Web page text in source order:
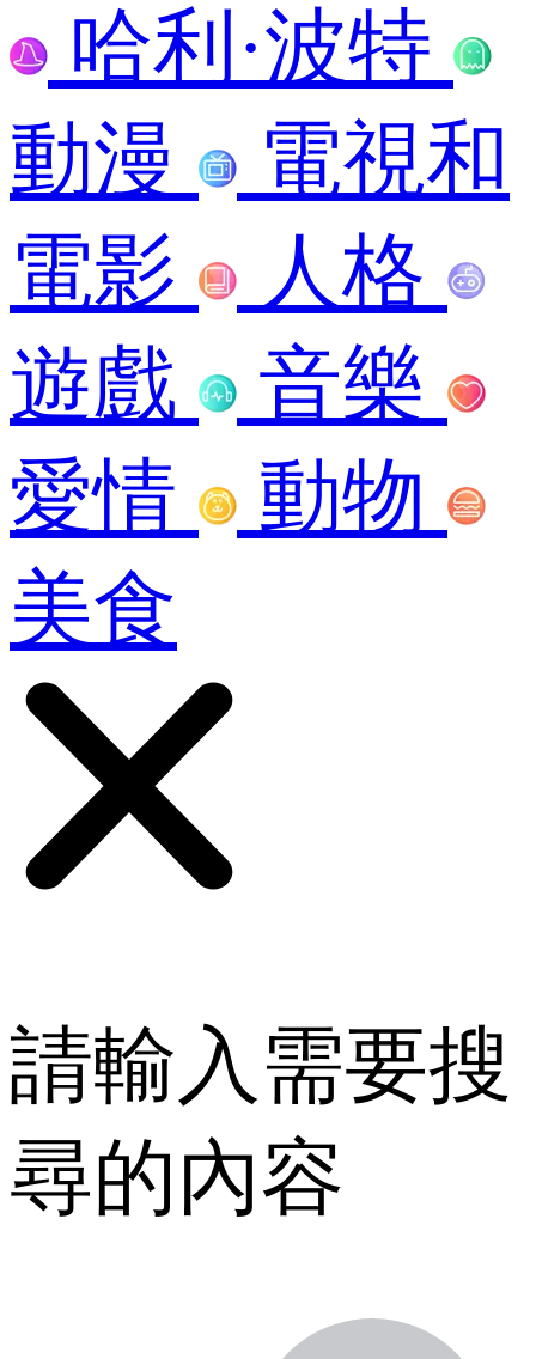
哈利·波特
動漫
電視和
電影
人格
遊戲
音樂
愛情
動物
美食
請輸入需要搜
尋的內容